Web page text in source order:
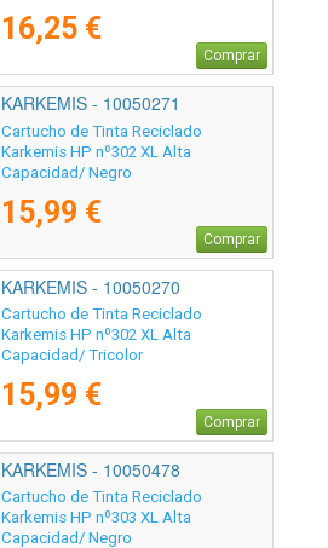
16,25 €
Comprar
KARKEMIS - 10050271
Cartucho de Tinta Reciclado
Karkemis HP nº302 XL Alta
Capacidad/ Negro
15,99 €
Comprar
KARKEMIS - 10050270
Cartucho de Tinta Reciclado
Karkemis HP nº302 XL Alta
Capacidad/ Tricolor
15,99 €
Comprar
KARKEMIS - 10050478
Cartucho de Tinta Reciclado
Karkemis HP nº303 XL Alta
Capacidad/ Negro